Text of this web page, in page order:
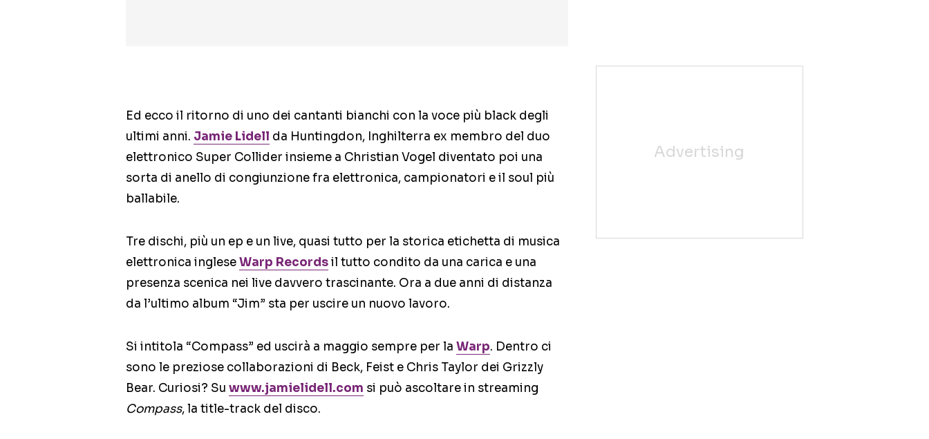
Ed ecco il ritorno di uno dei cantanti bianchi con la voce più black degli
ultimi anni. Jamie Lidell da Huntingdon, Inghilterra ex membro del duo
elettronico Super Collider insieme a Christian Vogel diventato poi una
sorta di anello di congiunzione fra elettronica, campionatori e il soul più
ballabile.
Tre dischi, più un ep e un live, quasi tutto per la storica etichetta di musica
elettronica ingleseWarp Recordsil tutto condito da una carica e una
presenza scenica nei live davvero trascinante. Ora a due anni di distanza
da l’ultimo album “Jim” sta per uscire un nuovo lavoro.
Si intitola “Compass” ed uscirà a maggio sempre per la Warp. Dentro ci
sono le preziose collaborazioni di Beck, Feist e Chris Taylor dei Grizzly
Bear. Curiosi? Su www.jamielidell.com si può ascoltare in streaming
Compass, la title-track del disco.